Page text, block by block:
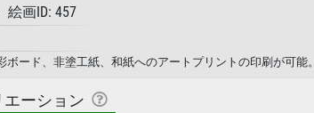
絵画ID: 457
ード、非塗工紙、和紙へのアートプリントの印刷が可能。
ーション